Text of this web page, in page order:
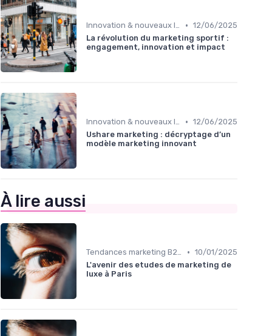
Innovation & nouveaux leviers marketing • 12/06/2025
La révolution du marketing sportif :
engagement, innovation et impact
Innovation & nouveaux leviers marketing • 12/06/2025
Ushare marketing : décryptage d’un
modèle marketing innovant
À lire aussi
Tendances marketing B2B • 10/01/2025
L'avenir des etudes de marketing de
luxe à Paris